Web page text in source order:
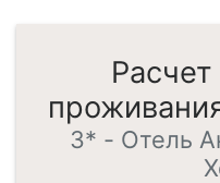
3* - Отель